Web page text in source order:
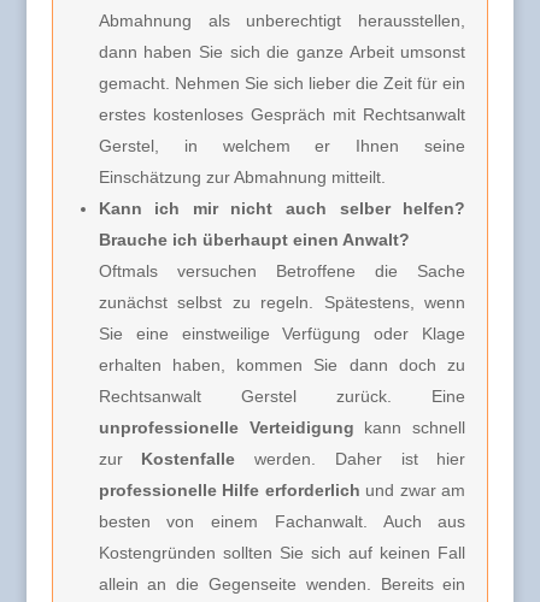
Abmahnung als unberechtigt herausstellen,
dann haben Sie sich die ganze Arbeit umsonst
gemacht. Nehmen Sie sich lieber die Zeit für ein
erstes kostenloses Gespräch mit Rechtsanwalt
Gerstel, in welchem er Ihnen seine
Einschätzung zur Abmahnung mitteilt.
Kann ich mir nicht auch selber helfen?
Brauche ich überhaupt einen Anwalt?
Oftmals versuchen Betroffene die Sache
zunächst selbst zu regeln. Spätestens, wenn
Sie eine einstweilige Verfügung oder Klage
erhalten haben, kommen Sie dann doch zu
Rechtsanwalt Gerstel zurück. Eine
unprofessionelle Verteidigung kann schnell
zur Kostenfalle werden. Daher ist hier
professionelle Hilfe erforderlich und zwar am
besten von einem Fachanwalt. Auch aus
Kostengründen sollten Sie sich auf keinen Fall
allein an die Gegenseite wenden. Bereits ein